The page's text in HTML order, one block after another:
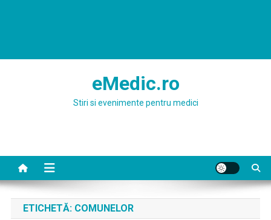
eMedic.ro
Stiri si evenimente pentru medici
ETICHETĂ: COMUNELOR